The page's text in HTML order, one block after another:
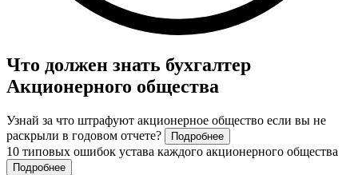
Что должен знать бухгалтер
Акционерного общества
Узнай за что штрафуют акционерное общество если вы не
раскрыли в годовом отчете?
Подробнее
10 типовых ошибок устава каждого акционерного общества
Подробнее